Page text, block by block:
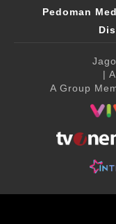
Pedoman
|
A Group